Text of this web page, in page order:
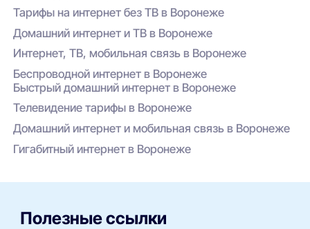
Тарифы на интернет без ТВ в Воронеже
Домашний интернет и ТВ в Воронеже
Интернет, ТВ, мобильная связь в Воронеже
Беспроводной интернет в Воронеже
Быстрый домашний интернет в Воронеже
Телевидение тарифы в Воронеже
Домашний интернет и мобильная связь в Воронеже
Гигабитный интернет в Воронеже
Полезные ссылки